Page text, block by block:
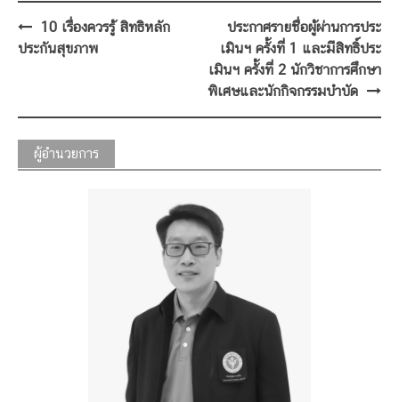
Post
navigation
10 เรื่องควรรู้ สิทธิหลัก
ประกันสุขภาพ
ประกาศรายชื่อผู้ผ่านการประ
เมินฯ ครั้งที่ 1 และมีสิทธิ์ประ
เมินฯ ครั้งที่ 2 นักวิชาการศึกษา
พิเศษและนักกิจกรรมบำบัด
ผู้อำนวยการ